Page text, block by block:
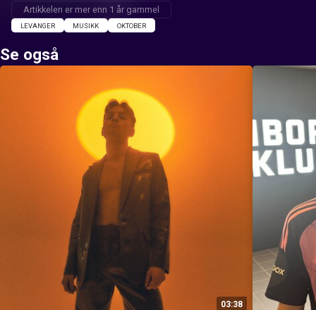
Artikkelen er mer enn 1 år gammel
LEVANGER MUSIKK OKTOBER
Se også
03:38